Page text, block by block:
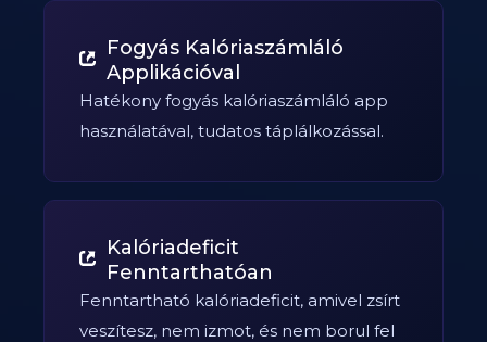
Fogyás Kalóriaszámláló
Applikációval
Hatékony fogyás kalóriaszámláló app
használatával, tudatos táplálkozással.
Kalóriadeficit
Fenntarthatóan
Fenntartható kalóriadeficit, amivel zsírt
veszítesz, nem izmot, és nem borul fel